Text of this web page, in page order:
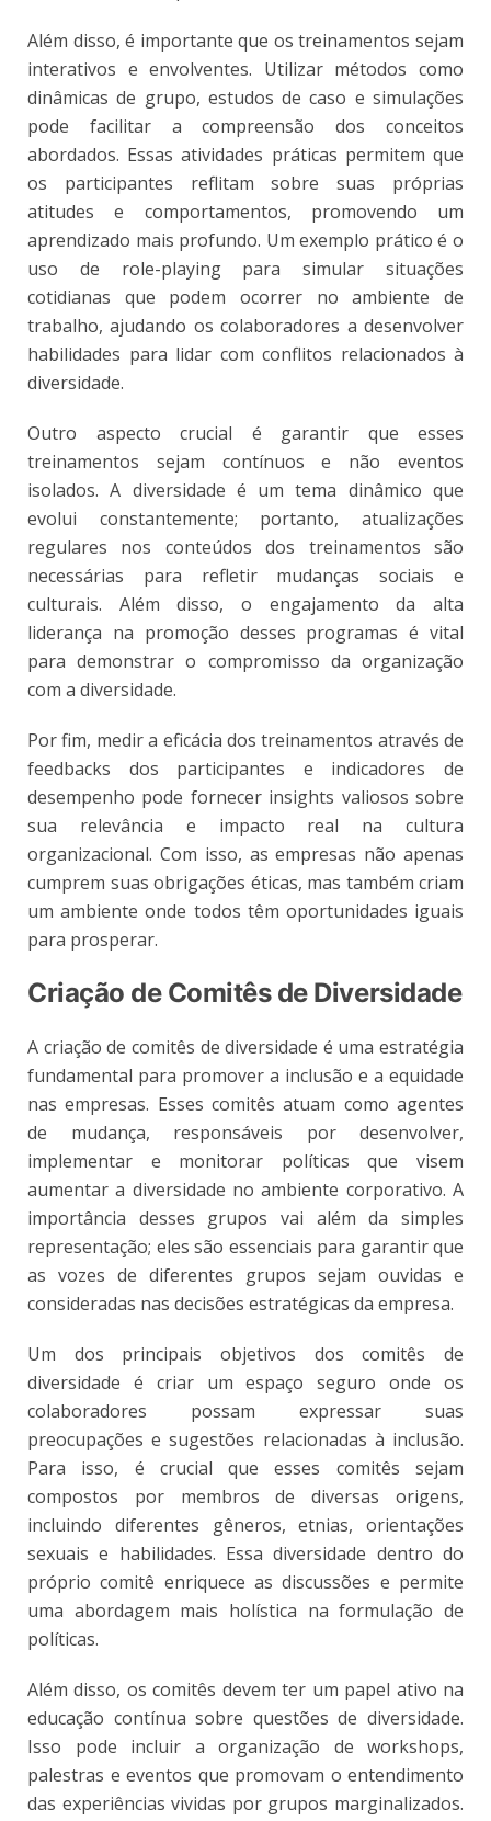
Além disso, é importante que os treinamentos sejam
interativos e envolventes. Utilizar métodos como
dinâmicas de grupo, estudos de caso e simulações
pode facilitar a compreensão dos conceitos
abordados. Essas atividades práticas permitem que
os participantes reflitam sobre suas próprias
atitudes e comportamentos, promovendo um
aprendizado mais profundo. Um exemplo prático é o
uso de role-playing para simular situações
cotidianas que podem ocorrer no ambiente de
trabalho, ajudando os colaboradores a desenvolver
habilidades para lidar com conflitos relacionados à
diversidade.
Outro aspecto crucial é garantir que esses
treinamentos sejam contínuos e não eventos
isolados. A diversidade é um tema dinâmico que
evolui constantemente; portanto, atualizações
regulares nos conteúdos dos treinamentos são
necessárias para refletir mudanças sociais e
culturais. Além disso, o engajamento da alta
liderança na promoção desses programas é vital
para demonstrar o compromisso da organização
com a diversidade.
Por fim, medir a eficácia dos treinamentos através de
feedbacks dos participantes e indicadores de
desempenho pode fornecer insights valiosos sobre
sua relevância e impacto real na cultura
organizacional. Com isso, as empresas não apenas
cumprem suas obrigações éticas, mas também criam
um ambiente onde todos têm oportunidades iguais
para prosperar.
Criação de Comitês de Diversidade
A criação de comitês de diversidade é uma estratégia
fundamental para promover a inclusão e a equidade
nas empresas. Esses comitês atuam como agentes
de mudança, responsáveis por desenvolver,
implementar e monitorar políticas que visem
aumentar a diversidade no ambiente corporativo. A
importância desses grupos vai além da simples
representação; eles são essenciais para garantir que
as vozes de diferentes grupos sejam ouvidas e
consideradas nas decisões estratégicas da empresa.
Um dos principais objetivos dos comitês de
diversidade é criar um espaço seguro onde os
colaboradores possam expressar suas
preocupações e sugestões relacionadas à inclusão.
Para isso, é crucial que esses comitês sejam
compostos por membros de diversas origens,
incluindo diferentes gêneros, etnias, orientações
sexuais e habilidades. Essa diversidade dentro do
próprio comitê enriquece as discussões e permite
uma abordagem mais holística na formulação de
políticas.
Além disso, os comitês devem ter um papel ativo na
educação contínua sobre questões de diversidade.
Isso pode incluir a organização de workshops,
palestras e eventos que promovam o entendimento
das experiências vividas por grupos marginalizados.